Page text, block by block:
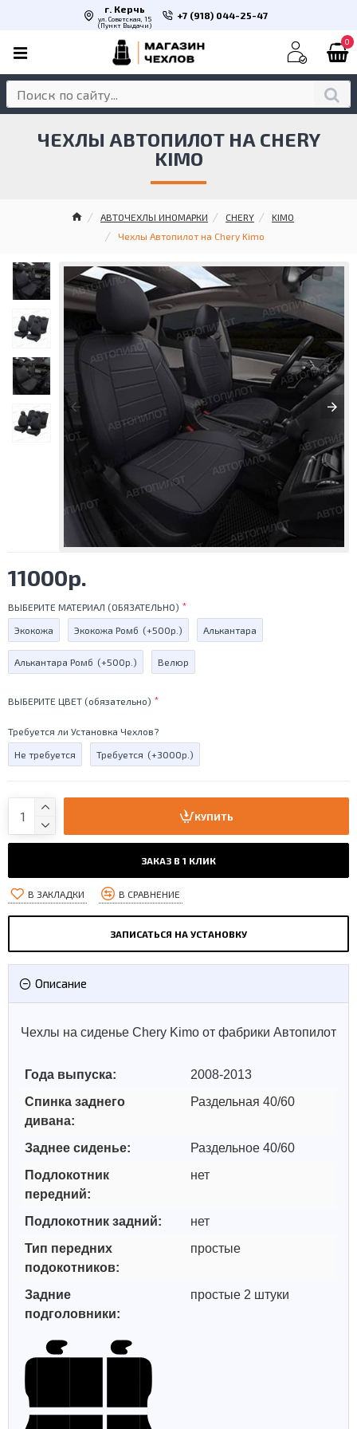
г. Керчь
ул. Советская, 15
(Пункт Выдачи)
+7 (918) 044-25-47
0
АВТОЧЕХЛЫ ИНОМАРКИ CHERY
KIMO
Чехлы Автопилот на Chery Kimo
ЧЕХЛЫ АВТОПИЛОТ НА CHERY
KIMO
11000р.
ВЫБЕРИТЕ МАТЕРИАЛ (ОБЯЗАТЕЛЬНО)
Экокожа Экокожа Ромб (+500р.) Алькантара
Алькантара Ромб (+500р.) Велюр
ВЫБЕРИТЕ ЦВЕТ (обязательно)
Требуется ли Установка Чехлов?
Не требуется Требуется (+3000р.)
КУПИТЬ
ЗАКАЗ В 1 КЛИК
В ЗАКЛАДКИ В СРАВНЕНИЕ
ЗАПИСАТЬСЯ НА УСТАНОВКУ
Описание
Чехлы на сиденье Chery Kimo от фабрики Автопилот
Года выпуска:
2008-2013
Спинка заднего
дивана:
Раздельная 40/60
Заднее сиденье:
Раздельное 40/60
Подлокотник
передний:
нет
Подлокотник задний:
нет
Тип передних
подокотников:
простые
Задние
подголовники:
простые 2 штуки